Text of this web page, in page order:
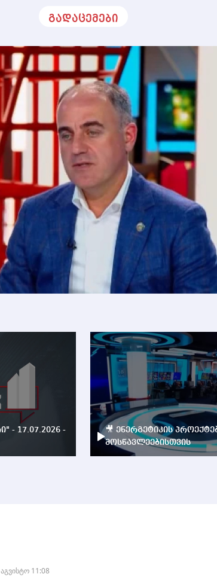
გადაცემები
- 17.07.2026 -
🎥 ენერგეტიკის
მოსწავლეებისთვის
11:08